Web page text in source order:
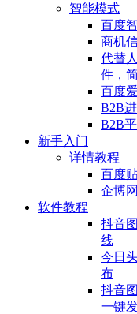
智能模式
百度
商机
代替
件，
百度
B2B
B2B
新手入门
详情教程
百度
企博
软件教程
抖音
线
今日
布
抖音
一键